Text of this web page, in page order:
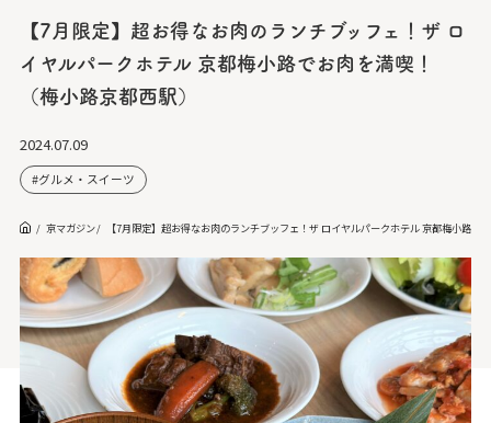
【7月限定】超お得なお肉のランチブッフェ！ザ ロ
イヤルパークホテル 京都梅小路でお肉を満喫！
（梅小路京都西駅）
2024.07.09
グルメ・スイーツ
京マガジン 【7月限定】超お得なお肉のランチブッフェ！ザ ロイヤルパークホテル 京都梅小路で